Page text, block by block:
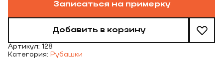
Записаться на примерку
Добавить в корзину
Артикул: 128
Категория: Рубашки